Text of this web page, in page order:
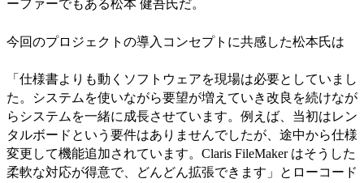
ーファーでもある松本 健吾氏だ。
今回のプロジェクトの導入コンセプトに共感した松本氏は
「仕様書よりも動くソフトウェアを現場は必要としていまし
た。システムを使いながら要望が増えていき改良を続けなが
らシステムを一緒に成長させています。例えば、当初はレン
タルボードという要件はありませんでしたが、途中から仕様
変更して機能追加されています。Claris FileMaker はそうした
柔軟な対応が得意で、どんどん拡張できます」とローコード